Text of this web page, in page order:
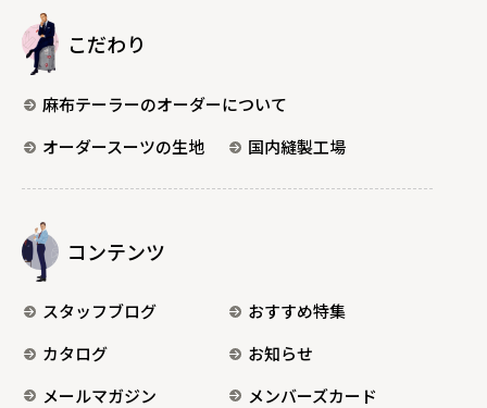
こだわり
麻布テーラーのオーダーについて
オーダースーツの生地
国内縫製工場
コンテンツ
スタッフブログ
おすすめ特集
カタログ
お知らせ
メールマガジン
メンバーズカード